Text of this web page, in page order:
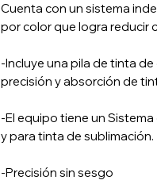
Cuenta con un sistema
por color que logra reducir
-Incluye una pila de tinta
precisión y absorción de
-El equipo tiene un
y para tinta de sublimación.
-Precisión sin sesgo